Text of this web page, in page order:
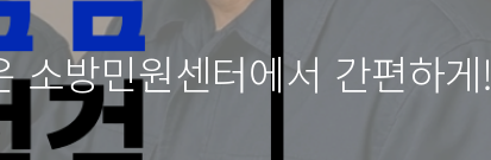
방민원센터에서 간편하게!